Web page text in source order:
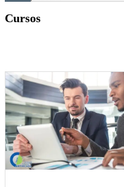
Cursos